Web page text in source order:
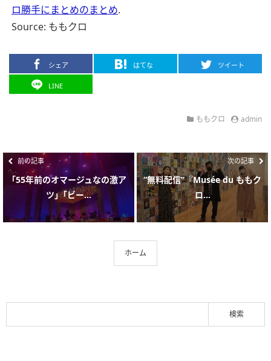
ロ勝手にまとめのまとめ.
Source: ももクロ
シェア はてな ツイート
LINE
ももクロ admin
前の記事
｢55年前のオマージュなの激ア
ツ」｢ビー...
次の記事
“無料配信”『Musée du ももク
ロ...
ホーム